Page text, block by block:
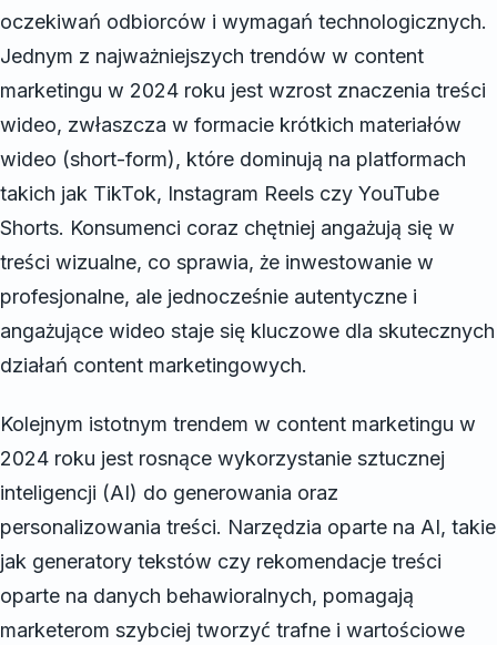
oczekiwań odbiorców i wymagań technologicznych.
Jednym z najważniejszych trendów w content
marketingu w 2024 roku jest wzrost znaczenia treści
wideo, zwłaszcza w formacie krótkich materiałów
wideo (short-form), które dominują na platformach
takich jak TikTok, Instagram Reels czy YouTube
Shorts. Konsumenci coraz chętniej angażują się w
treści wizualne, co sprawia, że inwestowanie w
profesjonalne, ale jednocześnie autentyczne i
angażujące wideo staje się kluczowe dla skutecznych
działań content marketingowych.
Kolejnym istotnym trendem w content marketingu w
2024 roku jest rosnące wykorzystanie sztucznej
inteligencji (AI) do generowania oraz
personalizowania treści. Narzędzia oparte na AI, takie
jak generatory tekstów czy rekomendacje treści
oparte na danych behawioralnych, pomagają
marketerom szybciej tworzyć trafne i wartościowe